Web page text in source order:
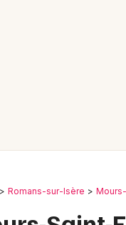
Romans-sur-Isère